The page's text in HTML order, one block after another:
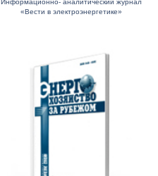
«Вести в электроэнергетике»